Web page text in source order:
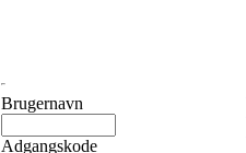
Brugernavn
Adgangskode